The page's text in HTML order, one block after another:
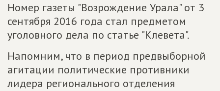
Номер газеты "Возрождение Урала" от 3
сентября 2016 года стал предметом
уголовного дела по статье "Клевета".
Напомним, что в период предвыборной
агитации политические противники
лидера регионального отделения